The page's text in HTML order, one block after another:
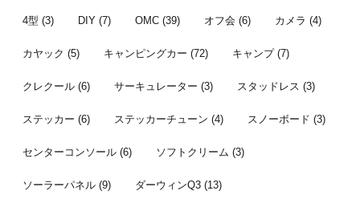
4型 (3) DIY (7) OMC (39) オフ会 (6) カメラ (4)
カヤック (5) キャンピングカー (72) キャンプ(7)
クレクール (6) サーキュレーター (3) スタッドレス (3)
ステッカー (6) ステッカーチューン (4) スノーボード (3)
センターコンソール (6) ソフトクリーム (3)
ソーラーパネル (9) ダーウィンQ3 (13)